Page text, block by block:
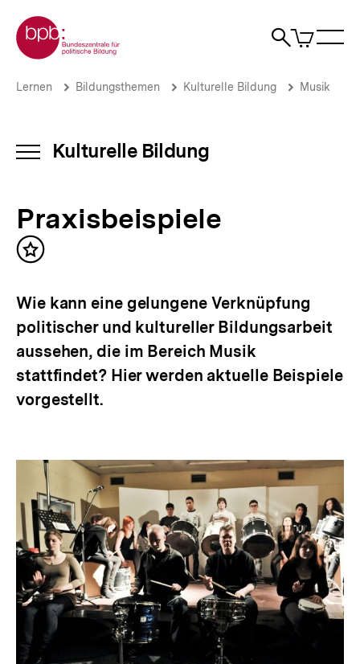
zum
Seiteninhalt
springen
Zur Startseite der bpb
Suche
Artikel
im
Praxisbeispiele
bpb.de
Brotkrümelnavigation
Pfadnavigation
Lernen Bildungsthemen Kulturelle Bildung Musik
INHALTSNAVIGATION
Kulturelle Bildung
Praxisbeispiele
Inhalt
Wie kann eine gelungene Verknüpfung
politischer und kultureller Bildungsarbeit
aussehen, die im Bereich Musik
stattfindet? Hier werden aktuelle Beispiele
vorgestellt.